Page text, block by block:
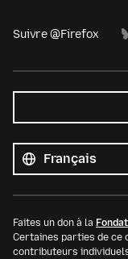
Suivre @Firefox
les
langues
Langue
Faites un don à la
Certaines parties de
contributeurs